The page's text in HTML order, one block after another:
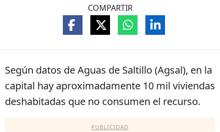
COMPARTIR
Según datos de Aguas de Saltillo (Agsal), en la
capital hay aproximadamente 10 mil viviendas
deshabitadas que no consumen el recurso.
PUBLICIDAD